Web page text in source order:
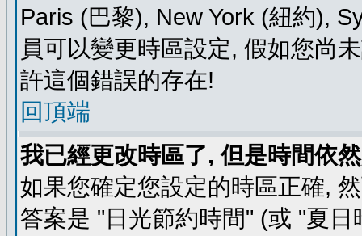
Paris (巴黎), New York (紐約),
員可以變更時區設定, 假如您尚
許這個錯誤的存在!
回頂端
我已經更改時區了, 但是時間依
如果您確定您設定的時區正確,
答案是 "日光節約時間" (或 "夏